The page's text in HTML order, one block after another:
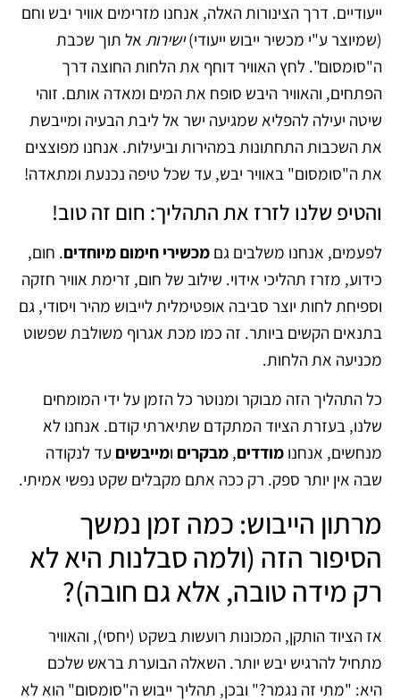
ייעודיים. דרך הצינורות האלה, אנחנו מזרימים אוויר יבש וחם
(שמיוצר ע"י מכשיר ייבוש ייעודי)ישירות אל תוך שכבת
ה"סומסום". לחץ האוויר דוחף את הלחות החוצה דרך
הפתחים, והאוויר היבש סופח את המים ומאדה אותם. זוהי
שיטה יעילה להפליא שמגיעה ישר אל ליבת הבעיה ומייבשת
את השכבות התחתונות במהירות וביעילות. אנחנו מפוצצים
את ה"סומסום" באוויר יבש, עד שכל טיפה נכנעת ומתאדה!
והטיפ שלנו לזרז את התהליך: חום זה טוב!
לפעמים, אנחנו משלבים גם מכשירי חימום מיוחדים. חום,
כידוע, מזרז תהליכי אידוי. שילוב של חום, זרימת אוויר חזקה
וספיחת לחות יוצר סביבה אופטימלית לייבוש מהיר ויסודי, גם
בתנאים הקשים ביותר. זה כמו מכת אגרוף משולבת שפשוט
מכניעה את הלחות.
כל התהליך הזה מבוקר ומנוטר כל הזמן על ידי המומחים
שלנו, בעזרת הציוד המתקדם שתיארתי קודם. אנחנו לא
מנחשים, אנחנו מודדים, מבקרים ומייבשים עד לנקודה
שבה אין יותר ספק. רק ככה אתם מקבלים שקט נפשי אמיתי.
מרתון הייבוש: כמה זמן נמשך
הסיפור הזה (ולמה סבלנות היא לא
רק מידה טובה, אלא גם חובה)?
אז הציוד הותקן, המכונות רועשות בשקט (יחסי), והאוויר
מתחיל להרגיש יבש יותר. השאלה הבוערת בראש שלכם
היא: "מתי זה נגמר?" ובכן, תהליך ייבוש ה"סומסום" הוא לא